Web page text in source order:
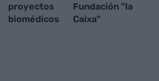
proyectos
biomédicos
Fundación "la
Caixa"